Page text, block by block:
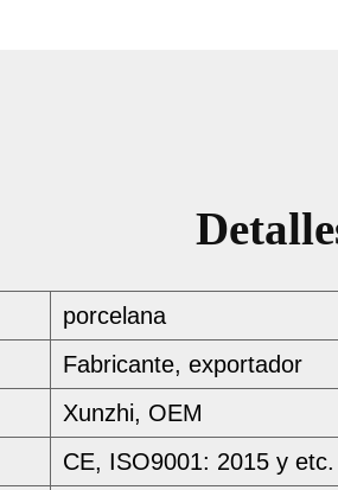
porcelana
Fabricante, exportador
Xunzhi, OEM
CE, ISO9001: 2015 y etc.